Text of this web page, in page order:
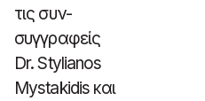
τις συν-
συγγραφείς
Dr. Stylianos
Mystakidis και